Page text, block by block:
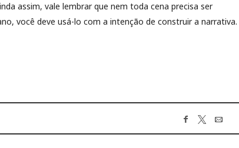
assim, vale lembrar que nem toda cena precisa ser
você deve usá-lo com a intenção de construir a narrativa.